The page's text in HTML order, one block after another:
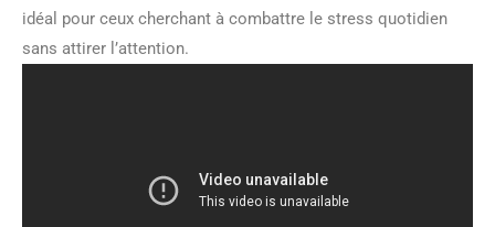
idéal pour ceux cherchant à combattre le stress quotidien
sans attirer l’attention.